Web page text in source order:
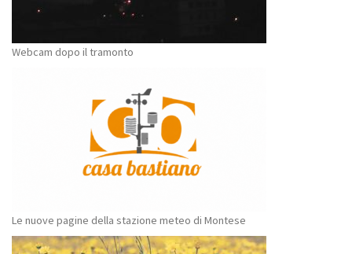
Webcam dopo il tramonto
Le nuove pagine della stazione meteo di Montese